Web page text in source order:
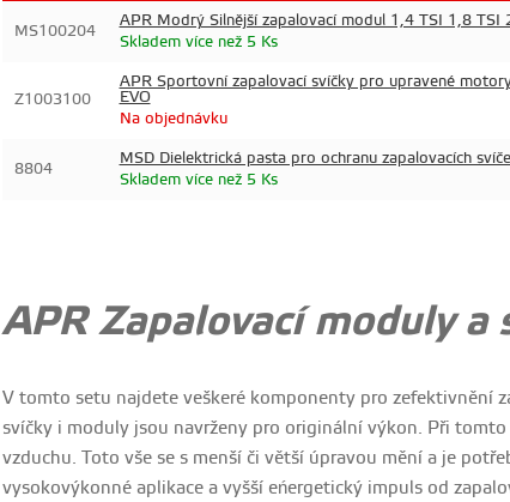
MS100204
APR Modrý Silnější zapalovací modul 1,4 TSI 1,8
Skladem více než 5 Ks
Z1003100
APR Sportovní zapalovací svíčky pro upravené
EVO
Na objednávku
8804
MSD Dielektrická pasta pro ochranu zapalovacích
Skladem více než 5 Ks
APR Zapalovací moduly a
V tomto setu najdete veškeré komponenty pro zefektivnění
svíčky i moduly jsou navrženy pro originální výkon. Při
vzduchu. Toto vše se s menší či větší úpravou mění a je
vysokovýkonné aplikace a vyšší eńergetický impuls od